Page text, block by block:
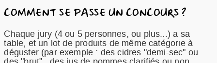
COMMENT SE PASSE UN CONCOURS ?
Chaque jury (4 ou 5 personnes, ou plus...) a sa
table, et un lot de produits de même catégorie à
déguster (par exemple : des cidres "demi-sec" ou